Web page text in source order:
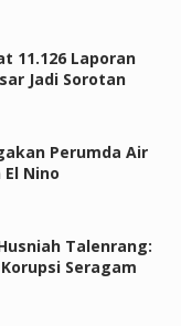
11.126 Laporan
Jadi Sorotan
Perumda Air
Nino
Talenrang:
Seragam